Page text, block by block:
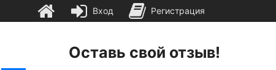
содержимомуОставь свой отзыв!
Вход Регистрация